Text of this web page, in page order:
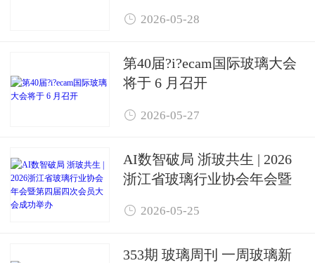
 2026-05-28
第40届?i?ecam国际玻璃大会
将于 6 月召开
 2026-05-27
AI数智破局 浙玻共生 | 2026
浙江省玻璃行业协会年会暨
办
 2026-05-25
353期 玻璃周刊 一周玻璃新